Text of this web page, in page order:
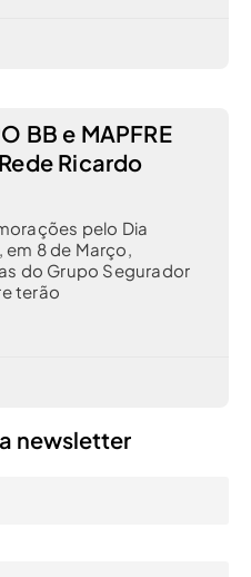
BB e MAPFRE
Ricardo
pelo Dia
em 8 de Março,
do Grupo Segurador
terão
newsletter